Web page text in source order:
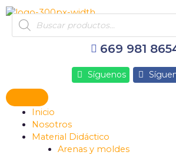
al
contenido
Products
search
669 981
Síguenos
Inicio
Nosotros
Material Didáctico
Arenas y moldes